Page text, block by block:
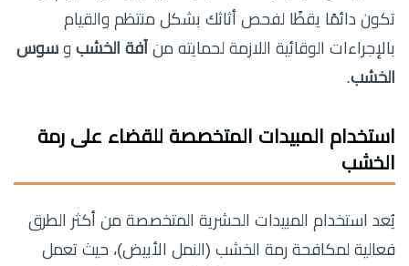
تكون دائمًا يقظًا لفحص أثاثك بشكل منتظم والقيام
بالإجراءات الوقائية اللازمة لحمايته من آفة الخشب و سوس
الخشب.
استخدام المبيدات المتخصصة للقضاء على رمة
الخشب
يُعد استخدام المبيدات الحشرية المتخصصة من أكثر الطرق
فعالية لمكافحة رمة الخشب (النمل الأبيض)، حيث تعمل